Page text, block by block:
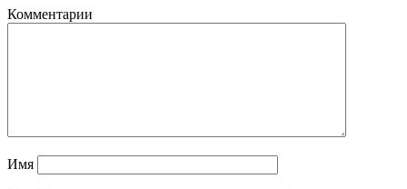
Комментарии
Имя